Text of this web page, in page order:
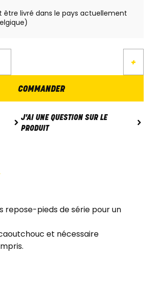
être livré dans le pays actuellement
+
COMMANDER
J'AI UNE QUESTION SUR LE
PRODUIT
repose-pieds de série pour un
et nécessaire